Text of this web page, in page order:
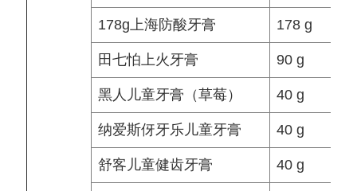
178g上海防酸牙膏 178 g
田七怕上火牙膏 90 g
黑人儿童牙膏（草莓） 40 g
纳爱斯伢牙乐儿童牙膏 40 g
舒客儿童健齿牙膏 40 g